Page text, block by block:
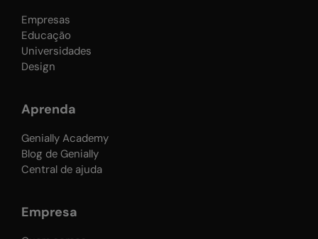
Empresas
Educação
Universidades
Design
Aprenda
Genially Academy
Blog de Genially
Central de ajuda
Empresa